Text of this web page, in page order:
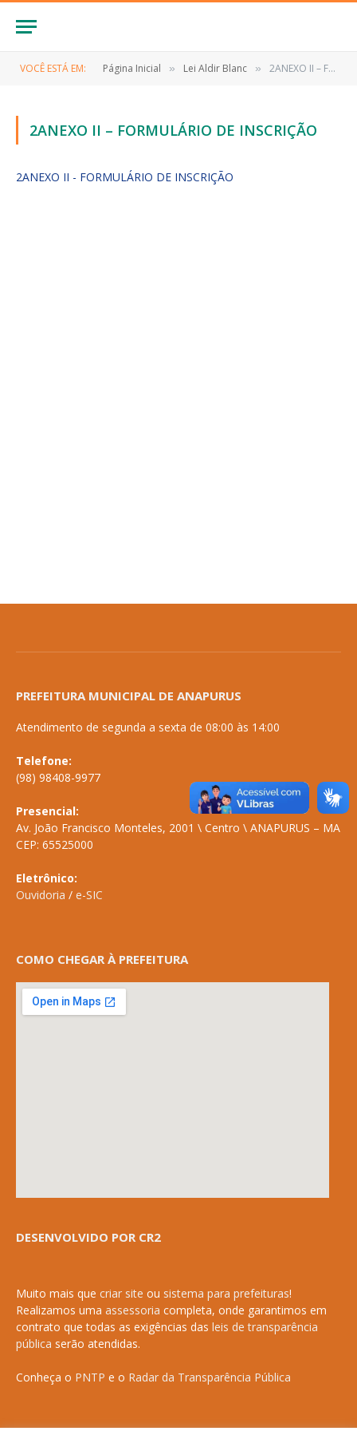
VOCÊ ESTÁ EM: Página Inicial » Lei Aldir Blanc » 2ANEXO II – FORMULÁRIO DE INSCRIÇÃO
2ANEXO II – FORMULÁRIO DE INSCRIÇÃO
2ANEXO II - FORMULÁRIO DE INSCRIÇÃO
PREFEITURA MUNICIPAL DE ANAPURUS
Atendimento de segunda a sexta de 08:00 às 14:00
Telefone:
(98) 98408-9977
Presencial:
Av. João Francisco Monteles, 2001 \ Centro \ ANAPURUS – MA
CEP: 65525000
Eletrônico:
Ouvidoria / e-SIC
COMO CHEGAR À PREFEITURA
DESENVOLVIDO POR CR2
Muito mais que criar site ou sistema para prefeituras!
Realizamos uma assessoria completa, onde garantimos em
contrato que todas as exigências das leis de transparência
pública serão atendidas.
Conheça o PNTP e o Radar da Transparência Pública